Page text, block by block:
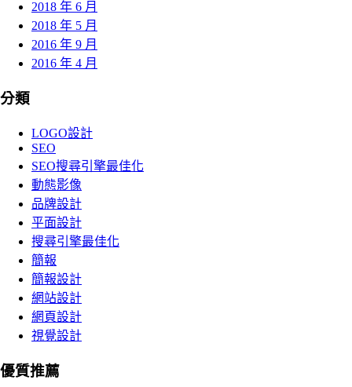
2018 年 6 月
2018 年 5 月
2016 年 9 月
2016 年 4 月
分類
LOGO設計
SEO
SEO搜尋引擎最佳化
動態影像
品牌設計
平面設計
搜尋引擎最佳化
簡報
簡報設計
網站設計
網頁設計
視覺設計
優質推薦